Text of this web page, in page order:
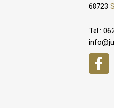
68723
Tel.: